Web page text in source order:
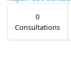
0
Consultations